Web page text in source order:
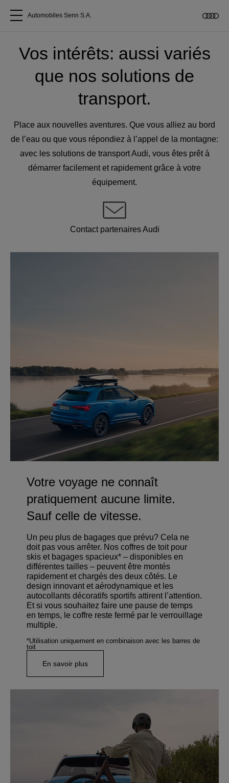
Tous les modèles
A propos
Service
Accessoires Audi d'origine
Automobiles Senn S.A.
Vos intérêts: aussi variés
que nos solutions de
transport.
Place aux nouvelles aventures. Que vous alliez au bord
de l’eau ou que vous répondiez à l’appel de la montagne:
avec les solutions de transport Audi, vous êtes prêt à
démarrer facilement et rapidement grâce à votre
équipement.
Contact partenaires Audi
Votre voyage ne connaît
pratiquement aucune limite.
Sauf celle de vitesse.
Un peu plus de bagages que prévu? Cela ne
doit pas vous arrêter. Nos coffres de toit pour
skis et bagages spacieux* – disponibles en
différentes tailles – peuvent être montés
rapidement et chargés des deux côtés. Le
design innovant et aérodynamique et les
autocollants décoratifs sportifs attirent l’attention.
Et si vous souhaitez faire une pause de temps
en temps, le coffre reste fermé par le verrouillage
multiple.
*Utilisation uniquement en combinaison avec les barres de
toit
En savoir plus